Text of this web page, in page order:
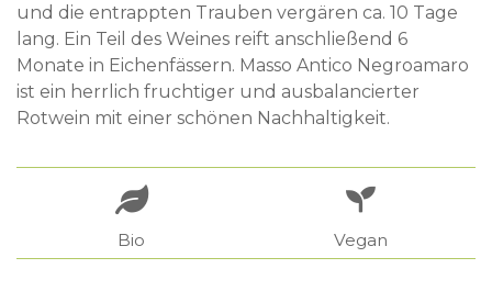
und die entrappten Trauben vergären ca. 10 Tage
lang. Ein Teil des Weines reift anschließend 6
Monate in Eichenfässern. Masso Antico Negroamaro
ist ein herrlich fruchtiger und ausbalancierter
Rotwein mit einer schönen Nachhaltigkeit.
Bio Vegan